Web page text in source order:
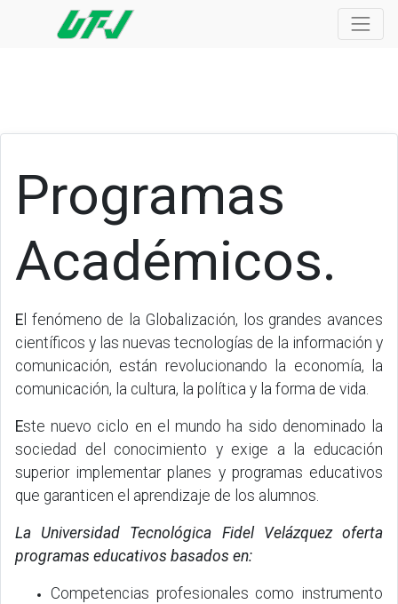
Programas
Académicos.
E l fenómeno de la Globalización, los grandes avances
científicos y las nuevas tecnologías de la información y
comunicación, están revolucionando la economía, la
comunicación, la cultura, la política y la forma de vida.
Este nuevo ciclo en el mundo ha sido denominado la
sociedad del conocimiento y exige a la educación
superior implementar planes y programas educativos
que garanticen el aprendizaje de los alumnos.
La Universidad Tecnológica Fidel Velázquez oferta
programas educativos basados en:
Competencias profesionales como instrumento